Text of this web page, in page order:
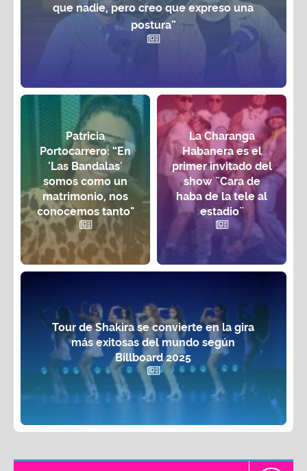
que nadie, pero creo que expreso una
postura”
Patricia
Portocarrero: “En
'Las Bandalas'
somos como un
matrimonio, nos
conocemos tanto"
La Charanga
Habanera es el
primer invitado del
show ¨Cara de
haba de la tele al
estadio¨
Tour de Shakira se convierte en la gira
más exitosas del mundo según
Billboard 2025